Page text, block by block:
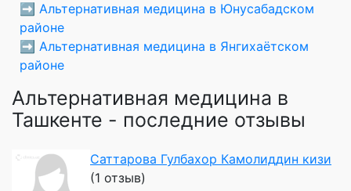
➡️ Альтернативная медицина в Юнусабадском
районе
➡️ Альтернативная медицина в Янгихаётском
районе
Альтернативная медицина в
Ташкенте - последние отзывы
Саттарова Гулбахор Камолиддин кизи
(1 отзыв)